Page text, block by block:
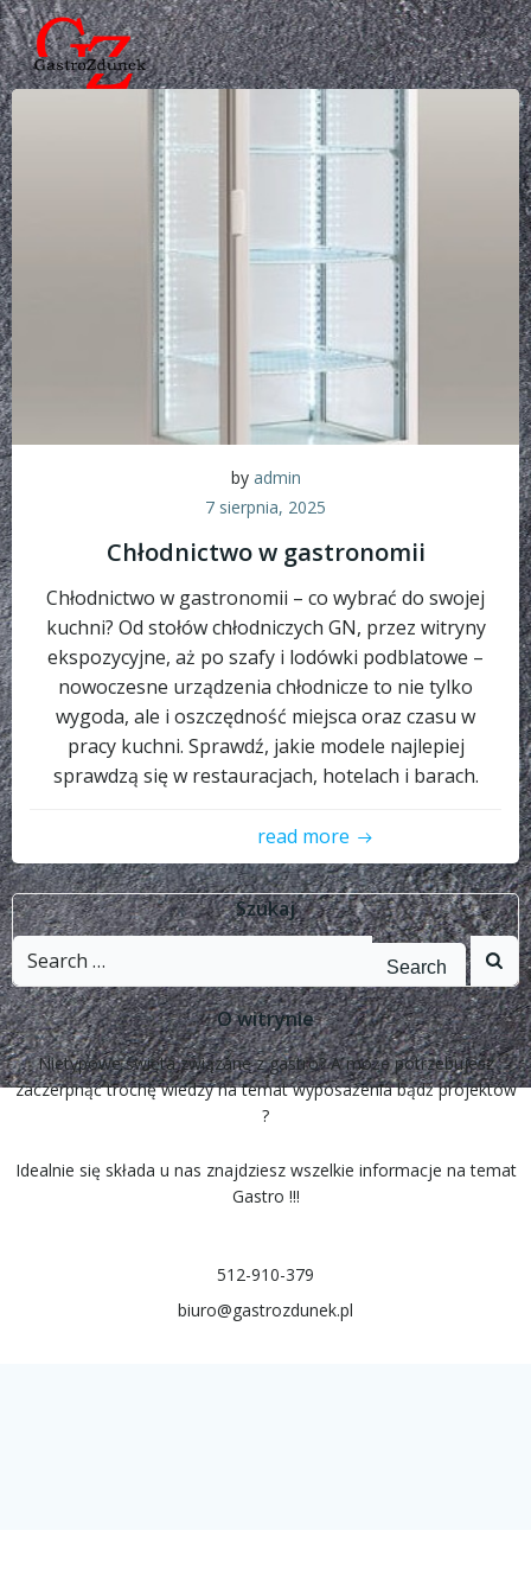
Skip
to
content
by admin
7 sierpnia, 2025
Chłodnictwo w gastronomii
Chłodnictwo w gastronomii – co wybrać do swojej
kuchni? Od stołów chłodniczych GN, przez witryny
ekspozycyjne, aż po szafy i lodówki podblatowe –
nowoczesne urządzenia chłodnicze to nie tylko
wygoda, ale i oszczędność miejsca oraz czasu w
pracy kuchni. Sprawdź, jakie modele najlepiej
sprawdzą się w restauracjach, hotelach i barach.
read more
Szukaj
Search
for:
O witrynie
Nietypowe święta związane z gastro? A może potrzebujesz
zaczerpnąć trochę wiedzy na temat wyposażenia bądź projektów
?
Idealnie się składa u nas znajdziesz wszelkie informacje na temat
Gastro !!!
512-910-379
biuro@gastrozdunek.pl